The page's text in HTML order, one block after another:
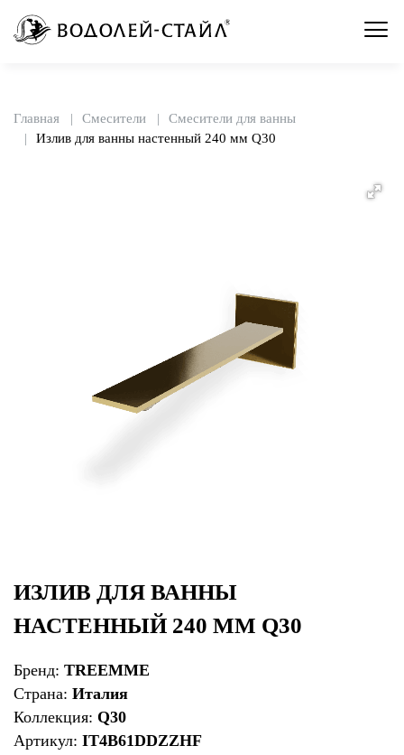
Главная Смесители
Смесители для ванны
Излив для ванны настенный 240 мм Q30
ИЗЛИВ ДЛЯ ВАННЫ
НАСТЕННЫЙ 240 ММ Q30
Бренд: TREEMME
Страна: Италия
Коллекция: Q30
Артикул: IT4B61DDZZHF